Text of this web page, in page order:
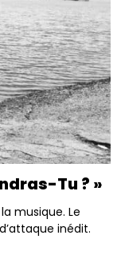
Tu ? »
musique. Le
inédit.